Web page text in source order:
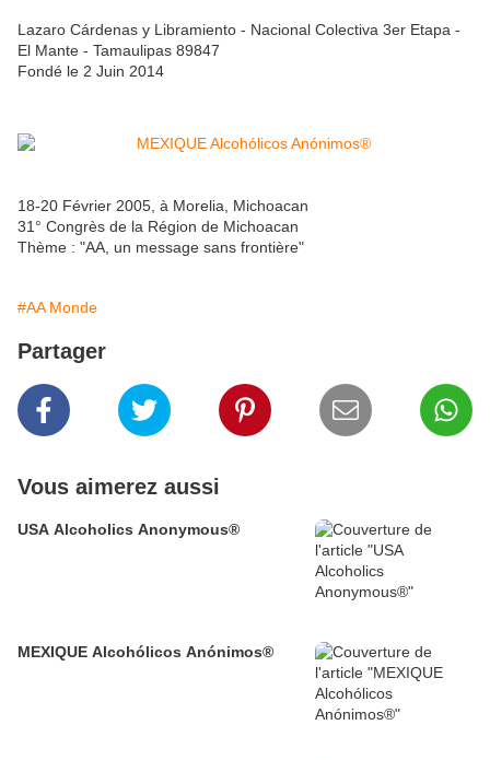
Lazaro Cárdenas y Libramiento - Nacional Colectiva 3er Etapa -
El Mante - Tamaulipas 89847
Fondé le 2 Juin 2014
18-20 Février 2005, à Morelia, Michoacan
31° Congrès de la Région de Michoacan
Thème : "AA, un message sans frontière"
#AA Monde
Partager
Vous aimerez aussi
USA Alcoholics Anonymous®
MEXIQUE Alcohólicos Anónimos®